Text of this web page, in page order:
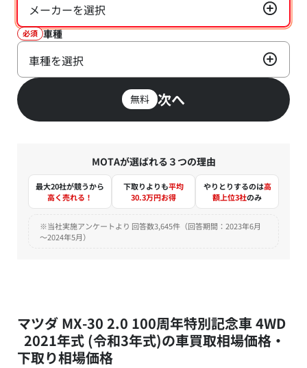
メーカーを選択
必須 車種
車種を選択
無料 次へ
MOTAが選ばれる３つの理由
最大20社が競うから
高く売れる！
下取りよりも平均
30.3万円お得
やりとりするのは高
額上位3社のみ
※当社実施アンケートより 回答数3,645件（回答期間：2023年6月
～2024年5月）
マツダ MX-30 2.0 100周年特別記念車 4WD
2021年式 (令和3年式)の車買取相場価格・
下取り相場価格